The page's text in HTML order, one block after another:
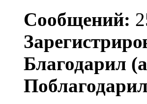
Сообщений:
Благодарил